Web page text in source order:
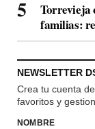
Torrevieja
familias:
NEWSLETTER
Crea tu cuenta
favoritos y
NOMBRE